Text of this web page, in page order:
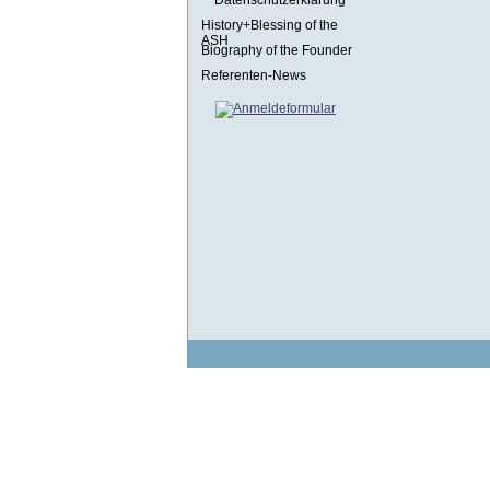
History+Blessing of the
ASH
Biography of the Founder
Referenten-News